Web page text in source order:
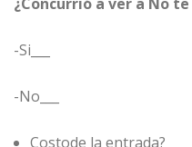
-Si___
-No___
Costode la entrada?